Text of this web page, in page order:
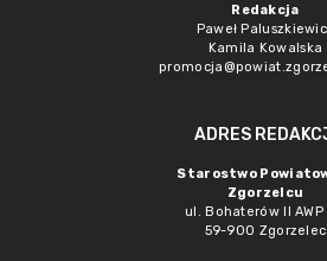
Redakcja
Paweł
Kamila Kowalska
ADRES
Starostwo
Zgorzelcu
ul. Bohaterów II AWP
59-900 Zgorzelec